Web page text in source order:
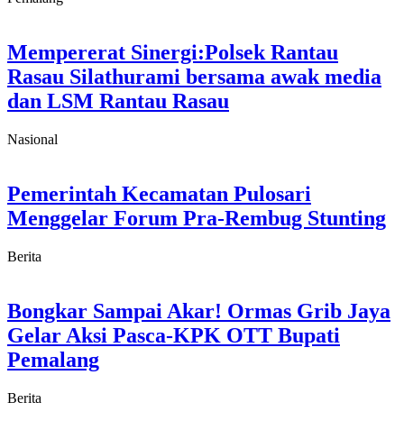
Mempererat Sinergi:Polsek Rantau
Rasau Silathurami bersama awak media
dan LSM Rantau Rasau
Nasional
Pemerintah Kecamatan Pulosari
Menggelar Forum Pra-Rembug Stunting
Berita
Bongkar Sampai Akar! Ormas Grib Jaya
Gelar Aksi Pasca-KPK OTT Bupati
Pemalang
Berita